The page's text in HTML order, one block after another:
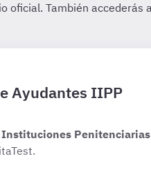
Ayudantes IIPP
Penitenciarias